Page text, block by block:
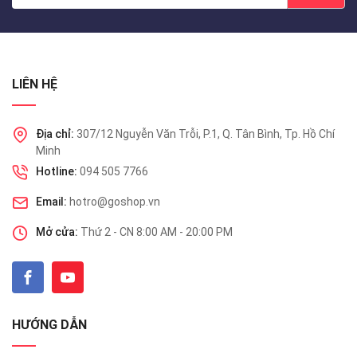
LIÊN HỆ
Địa chỉ: 307/12 Nguyễn Văn Trỗi, P.1, Q. Tân Bình, Tp. Hồ Chí
Minh
Hotline: 094 505 7766
Email: hotro@goshop.vn
Mở cửa: Thứ 2 - CN 8:00 AM - 20:00 PM
HƯỚNG DẪN